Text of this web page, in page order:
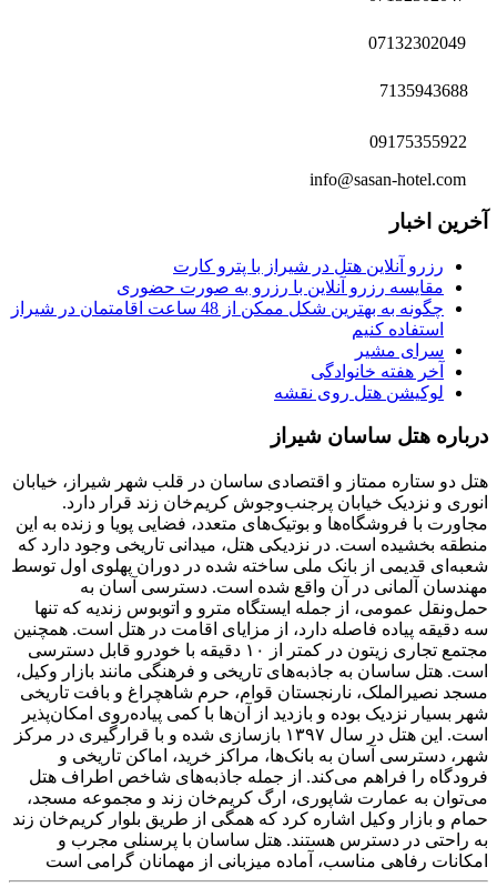
آخرین اخبار
رزرو آنلاین هتل در شیراز با پترو کارت
مقایسه رزرو آنلاین با رزرو به صورت حضوری
چگونه به بهترین شکل ممکن از 48 ساعت اقامتمان در شیراز
استفاده کنیم
سرای مشیر
آخر هفته خانوادگی
لوکیشن هتل روی نقشه
درباره هتل ساسان شیراز
هتل دو ستاره ممتاز و اقتصادی ساسان در قلب شهر شیراز، خیابان
انوری و نزدیک خیابان پرجنب‌وجوش کریم‌خان زند قرار دارد.
مجاورت با فروشگاه‌ها و بوتیک‌های متعدد، فضایی پویا و زنده به این
منطقه بخشیده است. در نزدیکی هتل، میدانی تاریخی وجود دارد که
شعبه‌ای قدیمی از بانک ملی ساخته شده در دوران پهلوی اول توسط
مهندسان آلمانی در آن واقع شده است. دسترسی آسان به
حمل‌ونقل عمومی، از جمله ایستگاه مترو و اتوبوس زندیه که تنها
سه دقیقه پیاده فاصله دارد، از مزایای اقامت در هتل است. همچنین
مجتمع تجاری زیتون در کمتر از ۱۰ دقیقه با خودرو قابل دسترسی
است. هتل ساسان به جاذبه‌های تاریخی و فرهنگی مانند بازار وکیل،
مسجد نصیرالملک، نارنجستان قوام، حرم شاهچراغ و بافت تاریخی
شهر بسیار نزدیک بوده و بازدید از آن‌ها با کمی پیاده‌روی امکان‌پذیر
است. این هتل در سال ۱۳۹۷ بازسازی شده و با قرارگیری در مرکز
شهر، دسترسی آسان به بانک‌ها، مراکز خرید، اماکن تاریخی و
فرودگاه را فراهم می‌کند. از جمله جاذبه‌های شاخص اطراف هتل
می‌توان به عمارت شاپوری، ارگ کریم‌خان زند و مجموعه مسجد،
حمام و بازار وکیل اشاره کرد که همگی از طریق بلوار کریم‌خان زند
به راحتی در دسترس هستند. هتل ساسان با پرسنلی مجرب و
امکانات رفاهی مناسب، آماده میزبانی از مهمانان گرامی است